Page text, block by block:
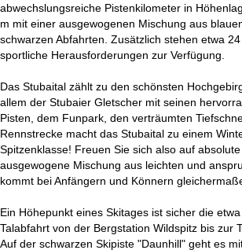
abwechslungsreiche Pistenkilometer in
m mit einer ausgewogenen Mischung aus
schwarzen Abfahrten. Zusätzlich stehen etwa
sportliche Herausforderungen zur Verfügung.
Das Stubaital zählt zu den schönsten
allem der Stubaier Gletscher mit seinen
Pisten, dem Funpark, den verträumten
Rennstrecke macht das Stubaital zu einem
Spitzenklasse! Freuen Sie sich also auf
ausgewogene Mischung aus leichten und
kommt bei Anfängern und Könnern
Ein Höhepunkt eines Skitages ist sicher die
Talabfahrt von der Bergstation Wildspitz bis zur
Auf der schwarzen Skipiste "Daunhill" geht es